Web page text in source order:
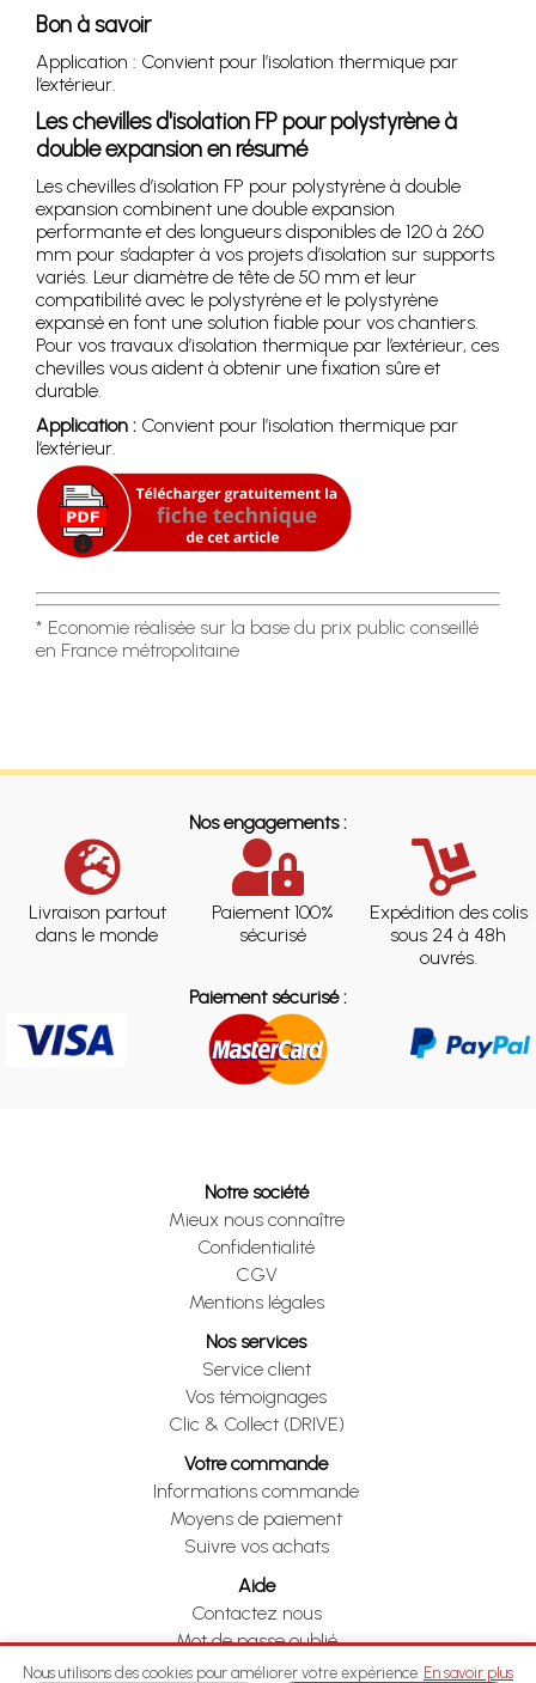
Bon à savoir
Application : Convient pour l’isolation thermique par
l’extérieur.
Les chevilles d'isolation FP pour polystyrène à
double expansion en résumé
Les chevilles d’isolation FP pour polystyrène à double
expansion combinent une double expansion
performante et des longueurs disponibles de 120 à 260
mm pour s’adapter à vos projets d’isolation sur supports
variés. Leur diamètre de tête de 50 mm et leur
compatibilité avec le polystyrène et le polystyrène
expansé en font une solution fiable pour vos chantiers.
Pour vos travaux d’isolation thermique par l’extérieur, ces
chevilles vous aident à obtenir une fixation sûre et
durable.
Application : Convient pour l’isolation thermique par
l’extérieur.
* Economie réalisée sur la base du prix public conseillé
en France métropolitaine
Nos engagements :
Livraison partout
dans le monde
Paiement 100%
sécurisé
Expédition des colis
sous 24 à 48h
ouvrés.
Paiement sécurisé :
Notre société
Mieux nous connaître
Confidentialité
CGV
Mentions légales
Nos services
Service client
Vos témoignages
Clic & Collect (DRIVE)
Votre commande
Informations commande
Moyens de paiement
Suivre vos achats
Aide
Contactez nous
Mot de passe oublié
Je me rétracte
Nous utilisons des cookies pour améliorer votre expérience. En savoir plus